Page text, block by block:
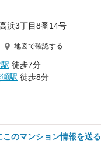
浜3丁目8番14号
地図で確認する
駅 徒歩7分
駅 徒歩8分
のマンション情報を送る